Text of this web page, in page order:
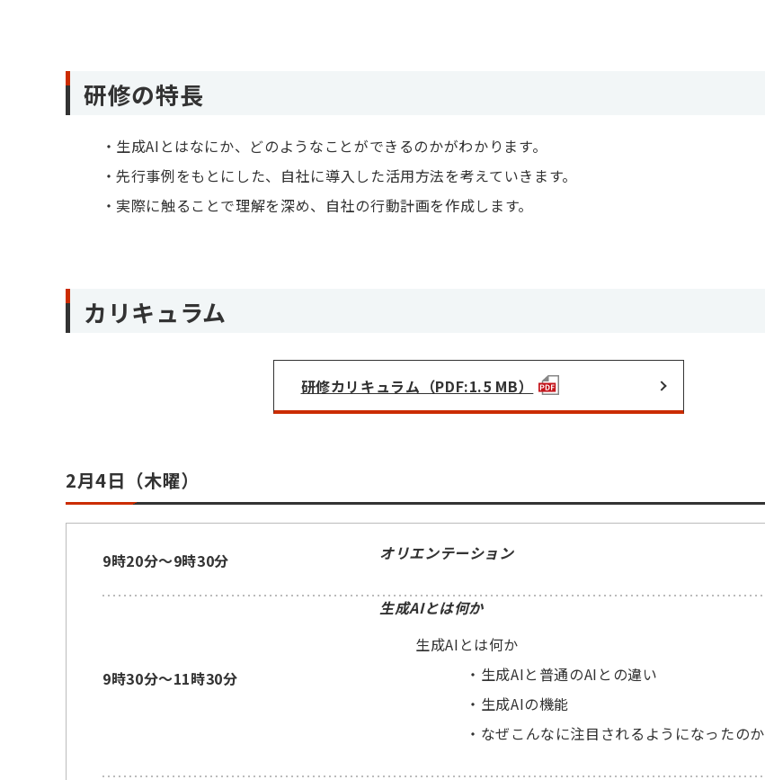
研修の特長
生成AIとはなにか、どのようなことができるのかがわかります。
先行事例をもとにした、自社に導入した活用方法を考えていきます。
実際に触ることで理解を深め、自社の行動計画を作成します。
カリキュラム
研修カリキュラム（PDF:1.5 MB）
2月4日（木曜）
9時20分～9時30分 オリエンテーション
9時30分～11時30分
生成AIとは何か
生成AIとは何か
・ 生成AIと普通のAIとの違い
・ 生成AIの機能
・ なぜこんなに注目されるようになったのか